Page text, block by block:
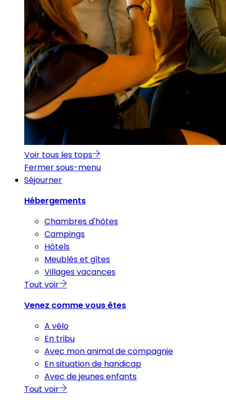
Voir tous les tops
Fermer sous-menu
Séjourner
Hébergements
Chambres d'hôtes
Campings
Hôtels
Meublés et gîtes
Villages vacances
Tout voir
Venez comme vous êtes
A vélo
En tribu
Avec mon animal de compagnie
En situation de handicap
Avec de jeunes enfants
Tout voir